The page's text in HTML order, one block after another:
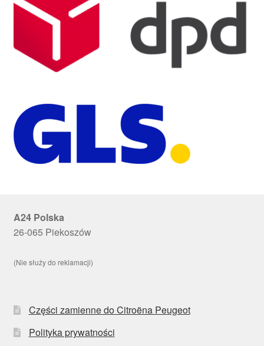
A24 Polska
26-065 Piekoszów
(Nie służy do reklamacji)
Części zamienne do Citroëna Peugeot
Polityka prywatności